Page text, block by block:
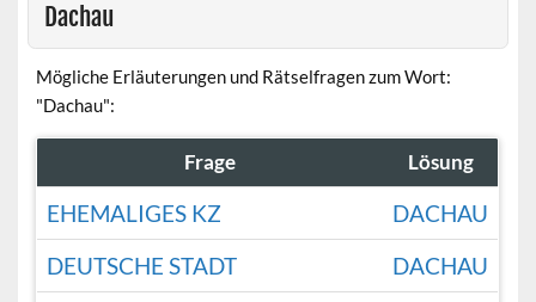
Dachau
Mögliche Erläuterungen und Rätselfragen zum Wort:
"Dachau":
Frage Lösung
EHEMALIGES KZ
DACHAU
DEUTSCHE STADT
DACHAU